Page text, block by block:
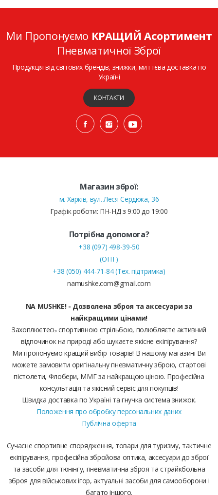
Ми Пропонуємо КРАЩИЙ Асортимент
Пневматичної Зброї
Продукція від світових брендів, знижки, миттєва доставка по
Україні
КОНТАКТИ
Магазин зброї:
м. Харків, вул. Леся Сердюка, 36
Графік роботи: ПН-НД з 9:00 до 19:00
Потрібна допомога?
+38 (097) 498-39-50
(ОПТ)
+38 (050) 444-71-84 (Тех. підтримка)
namushke.com@gmail.com
NA MUSHKE! - Дозволена зброя та аксесуари за
найкращими цінами!
Захоплюєтесь спортивною стрільбою, полюбляєте активний
відпочинок на природі або шукаєте якісне екіпірування?
Ми пропонуємо кращий вибір товарів! В нашому магазині Ви
можете замовити оригінальну пневматичну зброю, стартові
пістолети, Флобери, ММГ за найкращою ціною. Професійна
консультація та якісний сервіс для покупців!
Швидка доставка по Україні та гнучка система знижок.
Положення про обробку персональних даних
Публічна оферта
Сучасне спортивне спорядження, товари для туризму, тактичне
екіпірування, професійна збройова оптика, аксесуари до зброї
та засоби для тюнінгу, пневматична зброя та страйкбольна
зброя для військових ігор, актуальні засоби для самооборони і
багато іншого.